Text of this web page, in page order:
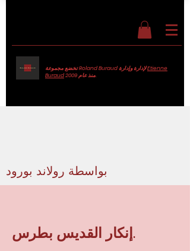
تخضع مجموعة Roland Buraud لإدارة وإدارةEtienne
Buraud
منذ عام 2009.
بواسطة رولاند بورود
إنكار القديس بطرس.